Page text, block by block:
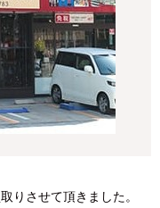
りさせて頂きました。